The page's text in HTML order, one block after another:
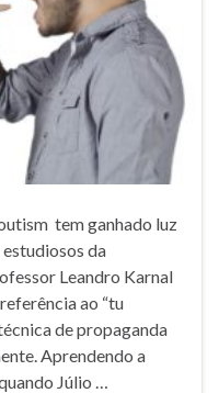
tem ganhado luz
da
Leandro Karnal
ao “tu
de propaganda
Aprendendo a
Júlio …